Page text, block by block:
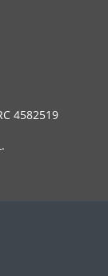
4582519